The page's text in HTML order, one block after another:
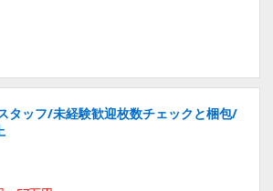
タッフ/未経験歓迎枚数チェックと梱包/